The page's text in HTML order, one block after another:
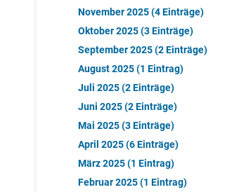
November 2025 (4 Einträge)
Oktober 2025 (3 Einträge)
September 2025 (2 Einträge)
August 2025 (1 Eintrag)
Juli 2025 (2 Einträge)
Juni 2025 (2 Einträge)
Mai 2025 (3 Einträge)
April 2025 (6 Einträge)
März 2025 (1 Eintrag)
Februar 2025 (1 Eintrag)